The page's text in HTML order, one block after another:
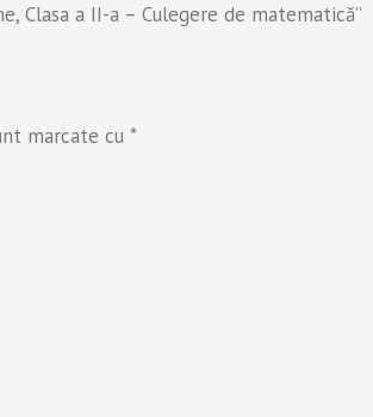
Clasa a II-a – Culegere de matematică”
marcate cu *